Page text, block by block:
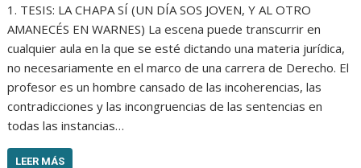
1. TESIS: LA CHAPA SÍ (UN DÍA SOS JOVEN, Y AL OTRO
AMANECÉS EN WARNES) La escena puede transcurrir en
cualquier aula en la que se esté dictando una materia jurídica,
no necesariamente en el marco de una carrera de Derecho. El
profesor es un hombre cansado de las incoherencias, las
contradicciones y las incongruencias de las sentencias en
todas las instancias…
LEER MÁS